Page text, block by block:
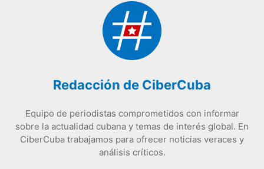
Redacción de CiberCuba
Equipo de periodistas comprometidos con informar
sobre la actualidad cubana y temas de interés global. En
CiberCuba trabajamos para ofrecer noticias veraces y
análisis críticos.